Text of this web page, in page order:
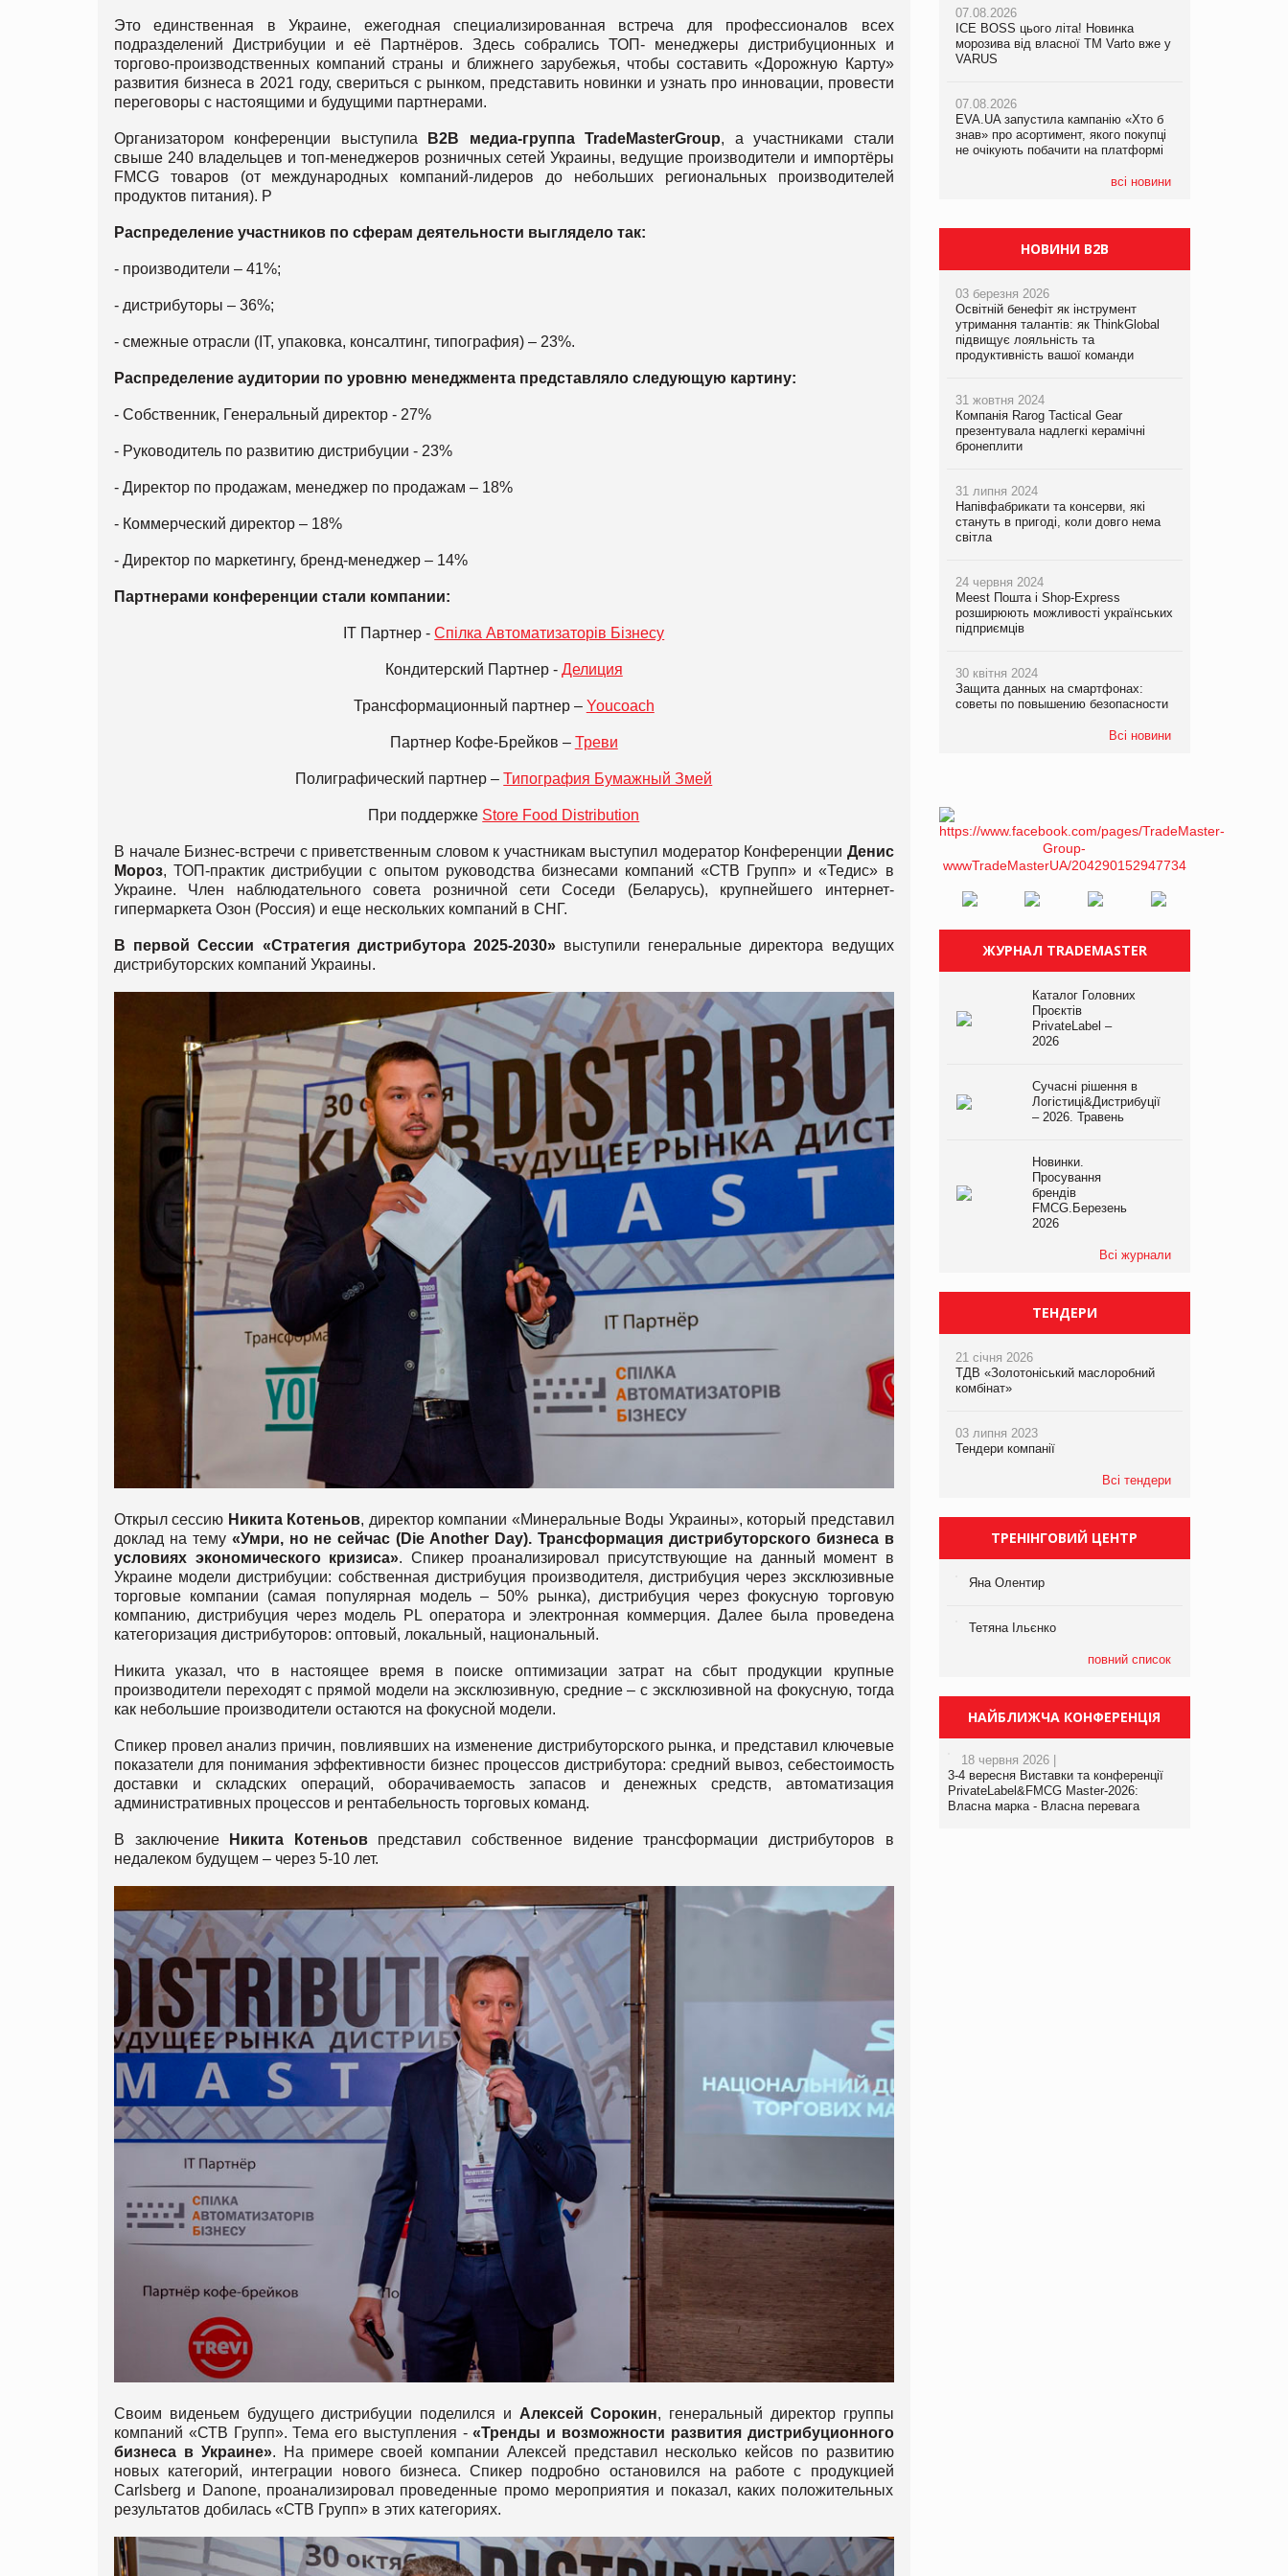
Это единственная в Украине, ежегодная специализированная встреча для профессионалов всех
подразделений Дистрибуции и её Партнёров. Здесь собрались ТОП- менеджеры дистрибуционных и
торгово-производственных компаний страны и ближнего зарубежья, чтобы составить «Дорожную Карту»
развития бизнеса в 2021 году, свериться с рынком, представить новинки и узнать про инновации, провести
переговоры с настоящими и будущими партнерами.
Организатором конференции выступила В2В медиа-группа TradeMasterGroup, а участниками стали
свыше 240 владельцев и топ-менеджеров розничных сетей Украины, ведущие производители и импортёры
FMCG товаров (от международных компаний-лидеров до небольших региональных производителей
продуктов питания). Р
Распределение участников по сферам деятельности выглядело так:
- производители – 41%;
- дистрибуторы – 36%;
- смежные отрасли (IT, упаковка, консалтинг, типография) – 23%.
Распределение аудитории по уровню менеджмента представляло следующую картину:
- Собственник, Генеральный директор - 27%
- Руководитель по развитию дистрибуции - 23%
- Директор по продажам, менеджер по продажам – 18%
- Коммерческий директор – 18%
- Директор по маркетингу, бренд-менеджер – 14%
Партнерами конференции стали компании:
ІТ Партнер -Спілка Автоматизаторів Бізнесу
Кондитерский Партнер - Делиция
Трансформационный партнер – Youcoach
Партнер Кофе-Брейков – Треви
Полиграфический партнер –Типография Бумажный Змей
При поддержке Store Food Distribution
В начале Бизнес-встречи с приветственным словом к участникам выступил модератор Конференции Денис
Мороз, ТОП-практик дистрибуции с опытом руководства бизнесами компаний «СТВ Групп» и «Тедис» в
Украине. Член наблюдательного совета розничной сети Соседи (Беларусь), крупнейшего интернет-
гипермаркета Озон (Россия) и еще нескольких компаний в СНГ.
В первой Сессии «Стратегия дистрибутора 2025-2030»выступили генеральные директора ведущих
дистрибуторских компаний Украины.
Открыл сессию Никита Котеньов, директор компании «Минеральные Воды Украины», который представил
доклад на тему «Умри, но не сейчас (Die Another Day). Трансформация дистрибуторского бизнеса в
условиях экономического кризиса». Спикер проанализировал присутствующие на данный момент в
Украине модели дистрибуции: собственная дистрибуция производителя, дистрибуция через эксклюзивные
торговые компании (самая популярная модель – 50% рынка), дистрибуция через фокусную торговую
компанию, дистрибуция через модель PL оператора и электронная коммерция. Далее была проведена
категоризация дистрибуторов: оптовый, локальный, национальный.
Никита указал, что в настоящее время в поиске оптимизации затрат на сбыт продукции крупные
производители переходят с прямой модели на эксклюзивную, средние – с эксклюзивной на фокусную, тогда
как небольшие производители остаются на фокусной модели.
Спикер провел анализ причин, повлиявших на изменение дистрибуторского рынка, и представил ключевые
показатели для понимания эффективности бизнес процессов дистрибутора: средний вывоз, себестоимость
доставки и складских операций, оборачиваемость запасов и денежных средств, автоматизация
административных процессов и рентабельность торговых команд.
В заключение Никита Котеньовпредставил собственное видение трансформации дистрибуторов в
недалеком будущем – через 5-10 лет.
Своим виденьем будущего дистрибуции поделился и Алексей Сорокин, генеральный директор группы
компаний «СТВ Групп». Тема его выступления -«Тренды и возможности развития дистрибуционного
бизнеса в Украине». На примере своей компании Алексей представил несколько кейсов по развитию
новых категорий, интеграции нового бизнеса. Спикер подробно остановился на работе с продукцией
Carlsberg и Danone, проанализировал проведенные промо мероприятия и показал, каких положительных
результатов добилась «СТВ Групп» в этих категориях.
07.08.2026
ICE BOSS цього літа! Новинка
морозива від власної ТМ Varto вже у
VARUS
07.08.2026
EVA.UA запустила кампанію «Хто б
знав» про асортимент, якого покупці
не очікують побачити на платформі
всі новини
06.08.2026
Смачна новинка для хвостатих: у
VARUS з’явилися паучі Varto Paw
05.08.2026
Мережа супермаркетів VARUS купує
мережу магазинів формату
компанія налічуватиме 374 магазини
07.08.2026
Франція заборонила рекламні дзвінки
НОВИНИ B2B
03 березня 2026
Освітній бенефіт як інструмент
утримання талантів: як ThinkGlobal
підвищує лояльність та
продуктивність вашої команди
31 жовтня 2024
Компанія Rarog Tactical Gear
презентувала надлегкі керамічні
бронеплити
31 липня 2024
Напівфабрикати та консерви, які
стануть в пригоді, коли довго нема
світла
24 червня 2024
Meest Пошта і Shop-Express
розширюють можливості українських
підприємців
30 квітня 2024
Защита данных на смартфонах:
советы по повышению безопасности
Всі новини
ЖУРНАЛ TRADEMASTER
Каталог Головних
Проєктів
PrivateLabel –
2026
Сучасні рішення в
Логістиці&Дистрибуції
– 2026. Травень
Новинки.
Просування
брендів
FMCG.Березень
2026
Всі журнали
ТЕНДЕРИ
21 січня 2026
ТДВ «Золотоніський маслоробний
комбінат»
03 липня 2023
Тендери компанії
Всі тендери
ТРЕНІНГОВИЙ ЦЕНТР
Яна Олентир
Тетяна Ільєнко
повний список
НАЙБЛИЖЧА КОНФЕРЕНЦІЯ
18 червня 2026 |
3-4 вересня Виставки та конференції
PrivateLabel&FMCG Master-2026:
Власна марка - Власна перевага